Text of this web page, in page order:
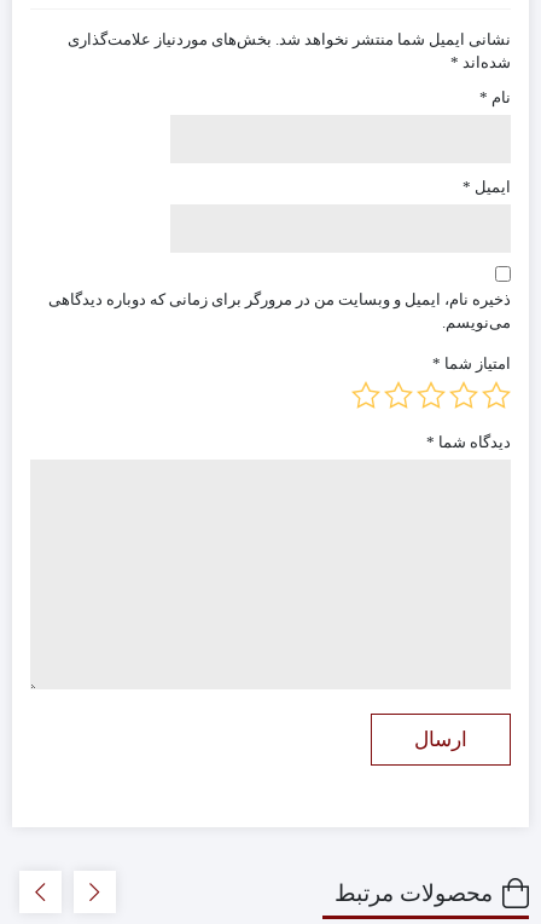
نشانی ایمیل شما منتشر نخواهد شد. بخش‌های موردنیاز علامت‌گذاری
شده‌اند *
نام *
ایمیل *
ذخیره نام، ایمیل و وبسایت من در مرورگر برای زمانی که دوباره دیدگاهی
می‌نویسم.
امتیاز شما *
دیدگاه شما *
محصولات مرتبط